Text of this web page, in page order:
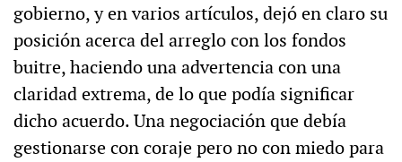
gobierno, y en varios artículos, dejó en claro su
posición acerca del arreglo con los fondos
buitre, haciendo una advertencia con una
claridad extrema, de lo que podía significar
dicho acuerdo. Una negociación que debía
gestionarse con coraje pero no con miedo para